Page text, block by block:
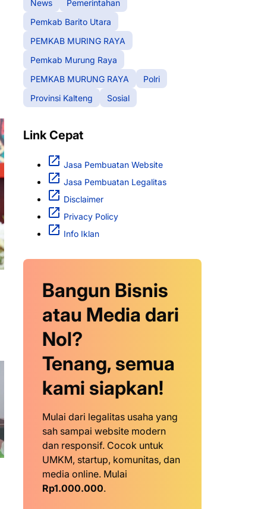
News
Pemerintahan
Pemkab Barito Utara
PEMKAB MURING RAYA
Pemkab Murung Raya
PEMKAB MURUNG RAYA
Polri
Provinsi Kalteng
Sosial
Link Cepat
Jasa Pembuatan Website
Jasa Pembuatan Legalitas
Disclaimer
Privacy Policy
Info Iklan
Bangun Bisnis
atau Media dari
Nol?
Tenang, semua
kami siapkan!
Mulai dari legalitas usaha yang
sah sampai website modern
dan responsif. Cocok untuk
UMKM, startup, komunitas, dan
media online. Mulai
Rp1.000.000.